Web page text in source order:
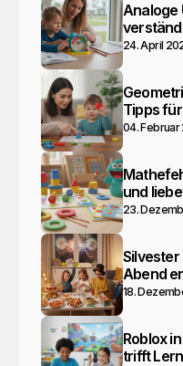
Analoge
24. April
Tipps
04. Februar
und
23.
Silvester
Abend
18.
Roblox
trifft